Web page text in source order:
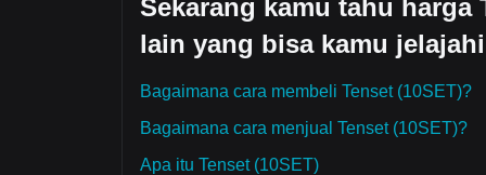
Sekarang kamu tahu
lain yang bisa kamu
Bagaimana cara membeli Tenset (10SET)?
Bagaimana cara menjual Tenset (10SET)?
Apa itu Tenset (10SET)